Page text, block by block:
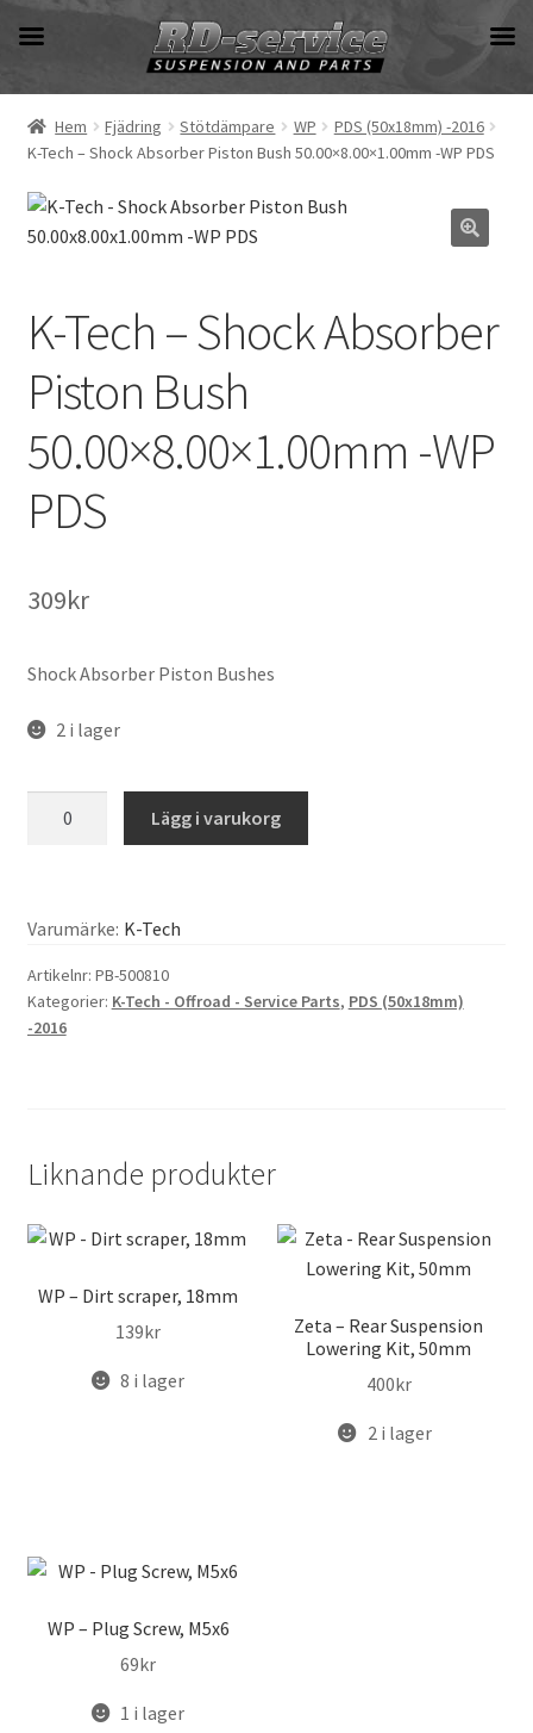
Hoppa
navigering
Hoppa
innehåll
Hem Fjädring Stötdämpare WP
PDS (50x18mm) -2016
K-Tech – Shock Absorber Piston Bush 50.00×8.00×1.00mm -WP PDS
K-Tech – Shock Absorber
Piston Bush
50.00×8.00×1.00mm -WP
PDS
309kr
Shock Absorber Piston Bushes
2 i lager
Absorber
Bush
50.00x8.00x1.00mm
-
Lägg i varukorg
Varumärke: K-Tech
Artikelnr: PB-500810
Kategorier: K-Tech - Offroad - Service Parts, PDS (50x18mm)
-2016
Liknande produkter
WP – Dirt scraper, 18mm
139kr
8 i lager
Zeta – Rear Suspension
Lowering Kit, 50mm
400kr
2 i lager
WP – Plug Screw, M5x6
69kr
1 i lager